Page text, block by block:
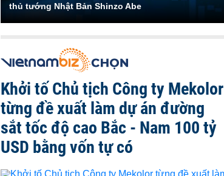
thủ tướng Nhật Bản Shinzo Abe
Khởi tố Chủ tịch Công ty Mekolor
từng đề xuất làm dự án đường
sắt tốc độ cao Bắc - Nam 100 tỷ
USD bằng vốn tự có